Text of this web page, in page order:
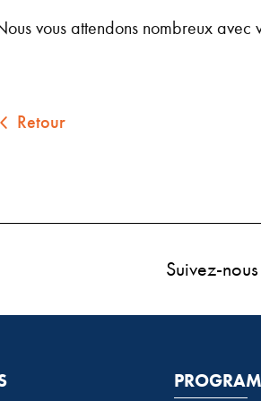
vous attendons nombreux avec
Retour
Suivez-